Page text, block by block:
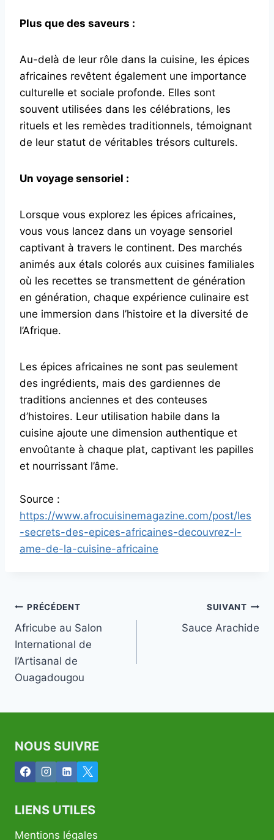
Plus que des saveurs :
Au-delà de leur rôle dans la cuisine, les épices
africaines revêtent également une importance
culturelle et sociale profonde. Elles sont
souvent utilisées dans les célébrations, les
rituels et les remèdes traditionnels, témoignant
de leur statut de véritables trésors culturels.
Un voyage sensoriel :
Lorsque vous explorez les épices africaines,
vous vous lancez dans un voyage sensoriel
captivant à travers le continent. Des marchés
animés aux étals colorés aux cuisines familiales
où les recettes se transmettent de génération
en génération, chaque expérience culinaire est
une immersion dans l’histoire et la diversité de
l’Afrique.
Les épices africaines ne sont pas seulement
des ingrédients, mais des gardiennes de
traditions anciennes et des conteuses
d’histoires. Leur utilisation habile dans la
cuisine ajoute une dimension authentique et
envoûtante à chaque plat, captivant les papilles
et nourrissant l’âme.
Source :
https://www.afrocuisinemagazine.com/post/les
-secrets-des-epices-africaines-decouvrez-l-
ame-de-la-cuisine-africaine
Navigation
de
l’article
PRÉCÉDENT
Africube au Salon
International de
l’Artisanal de
Ouagadougou
SUIVANT
Sauce Arachide
NOUS SUIVRE
LIENS UTILES
Mentions légales